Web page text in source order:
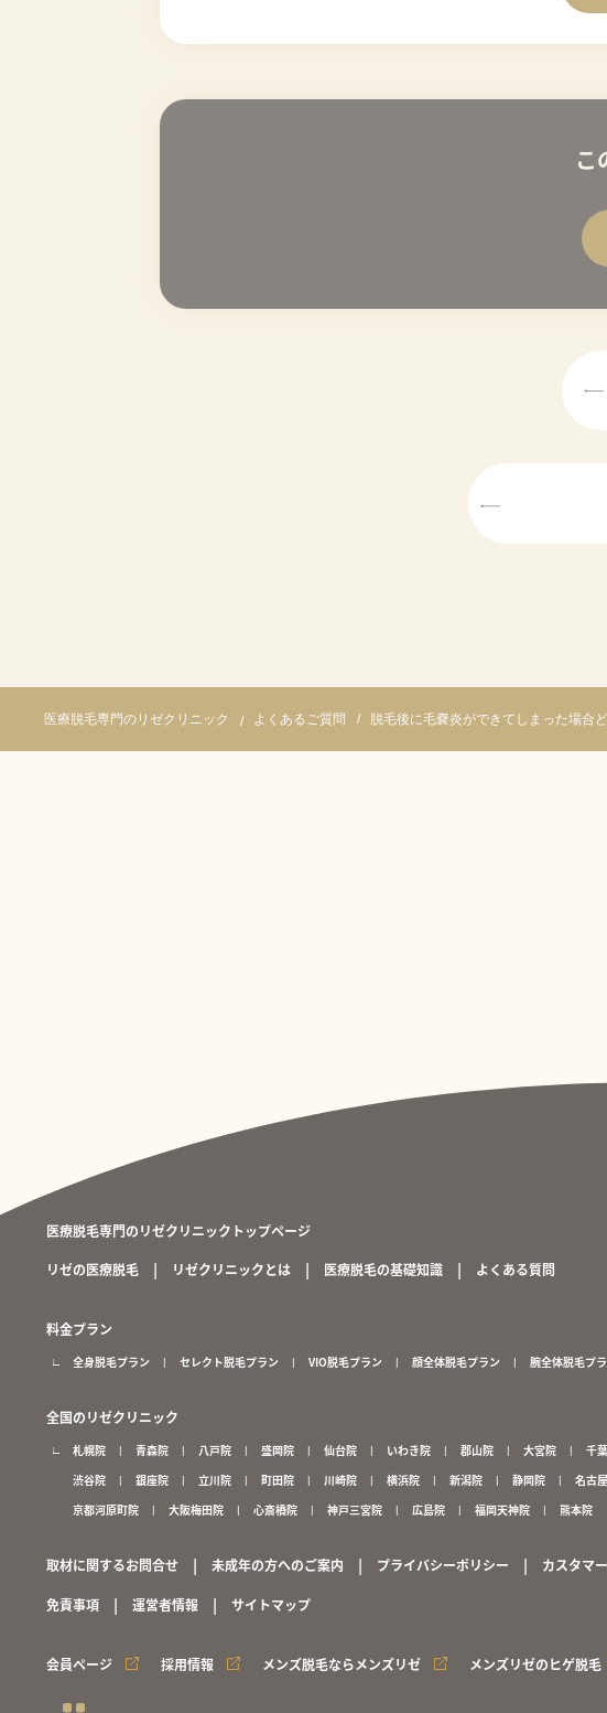
こ
よくあるご質問 脱毛後に毛嚢炎ができてしまった場合
医療脱毛専門のリゼクリニックトップページ
リゼの医療脱毛 リゼクリニックとは 医療脱毛の基礎知識 よくある質問
料金プラン
全身脱毛プラン セレクト脱毛プラン VIO脱毛プラン 顔全体脱毛プラン 腕全体脱毛プ
全国のリゼクリニック
札幌院 青森院 八戸院 盛岡院 仙台院 いわき院 郡山院 大宮院 千
渋谷院
銀座院 立川院 町田院 川崎院 横浜院 新潟院 静岡院 名古
京都河原町院
大阪梅田院 心斎橋院 神戸三宮院 広島院 福岡天神院 熊本院
取材に関するお問合せ 未成年の方へのご案内 プライバシーポリシー カスタマ
免責事項 運営者情報 サイトマップ
会員ページ 採用情報 メンズ脱毛ならメンズリゼ メンズリゼのヒゲ脱毛